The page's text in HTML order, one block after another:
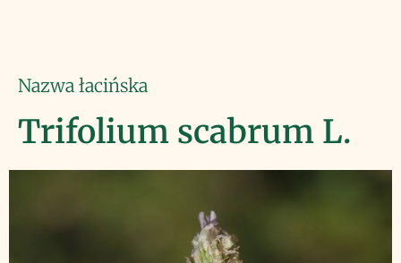
Nazwa łacińska
Trifolium scabrum L.